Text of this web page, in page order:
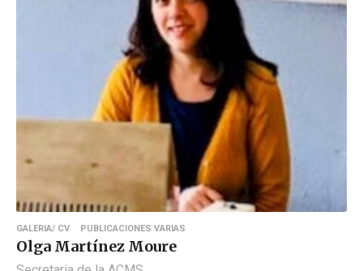
GALERIA/ CV PUBLICACIONES VARIAS
Olga Martínez Moure